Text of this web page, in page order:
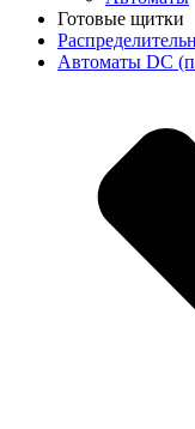
Готовые щитки
Автоматы DC